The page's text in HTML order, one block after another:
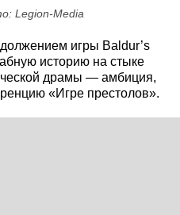
Legion-Media
игры Baldur’s
историю на стыке
драмы — амбиция,
«Игре престолов».